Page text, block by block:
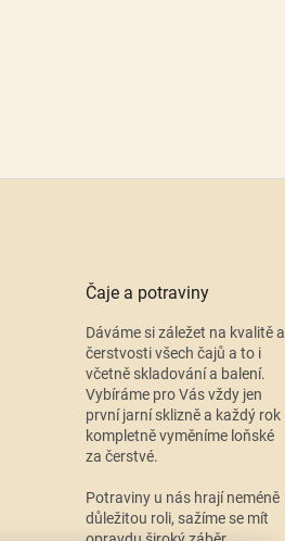
Čaje a potraviny
Dáváme si záležet na kvalitě a
čerstvosti všech čajů a to i
včetně skladování a balení.
Vybíráme pro Vás vždy jen
první jarní sklizně a každý rok
kompletně vyměníme loňské
za čerstvé.
Potraviny u nás hrají neméně
důležitou roli, sažíme se mít